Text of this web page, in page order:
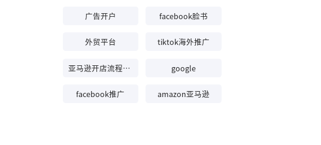
广告开户 facebook脸书
外贸平台 tiktok海外推广
亚马逊开店流程及费用 google
facebook推广 amazon亚马逊